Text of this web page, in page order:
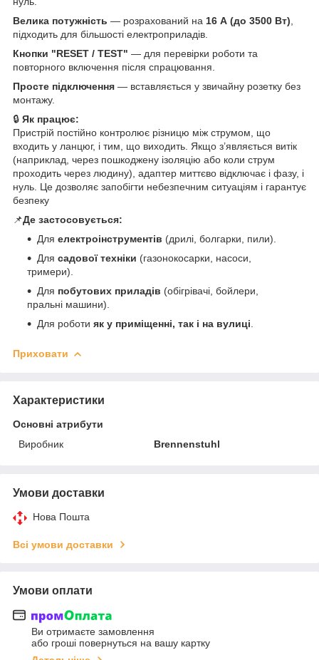
Велика потужність — розрахований на 16 А (до 3500 Вт)
підходить для більшості електроприладів.
Кнопки "RESET / TEST" — для перевірки роботи та
повторного включення після спрацювання.
Просте підключення — вставляється у звичайну розетку без
монтажу.
🔒 Як працює:
Пристрій постійно контролює різницю між струмом, що
входить у ланцюг, і тим, що виходить. Якщо з’являється витік
(наприклад, через пошкоджену ізоляцію або коли струм
проходить через людину), адаптер миттєво відключає і фазу, і
нуль. Це дозволяє запобігти небезпечним ситуаціям і гарантує
безпеку
📌Де застосовується:
Для електроінструментів (дрилі, болгарки, пили).
Для садової техніки (газонокосарки, насоси,
тримери).
Для побутових приладів (обігрівачі, бойлери,
пральні машини).
Для роботи як у приміщенні, так і на вулиці
Приховати
Характеристики
Основні атрибути
Виробник
Brennenstuhl
Умови доставки
Нова Пошта
Всі умови доставки
Умови оплати
Ви отримаєте замовлення
або гроші повернуться на вашу картку